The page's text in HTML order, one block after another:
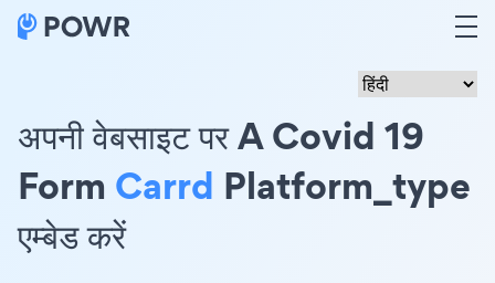
अपनी वेबसाइट पर A Covid 19
Form Carrd Platform_type
एम्बेड करें